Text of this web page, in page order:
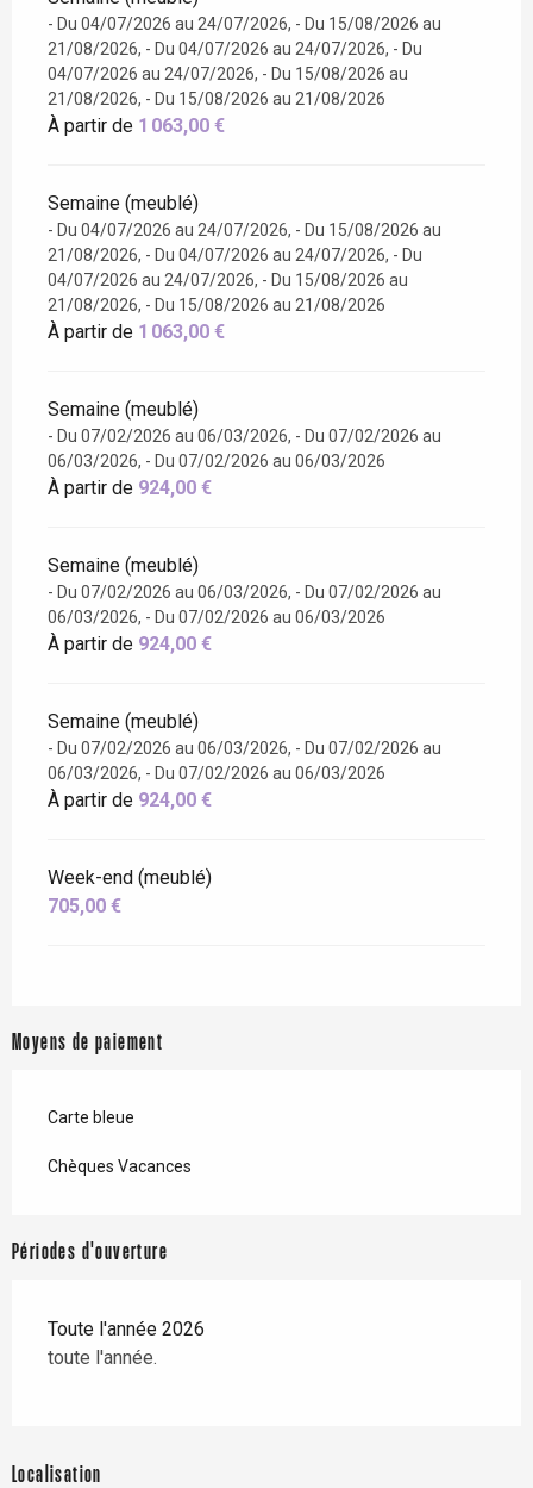
- Du 04/07/2026 au 24/07/2026, - Du 15/08/2026 au
21/08/2026, - Du 04/07/2026 au 24/07/2026, - Du
04/07/2026 au 24/07/2026, - Du 15/08/2026 au
21/08/2026, - Du 15/08/2026 au 21/08/2026
À partir de 1 063,00 €
Semaine (meublé)
- Du 04/07/2026 au 24/07/2026, - Du 15/08/2026 au
21/08/2026, - Du 04/07/2026 au 24/07/2026, - Du
04/07/2026 au 24/07/2026, - Du 15/08/2026 au
21/08/2026, - Du 15/08/2026 au 21/08/2026
À partir de 1 063,00 €
Semaine (meublé)
- Du 07/02/2026 au 06/03/2026, - Du 07/02/2026 au
06/03/2026, - Du 07/02/2026 au 06/03/2026
À partir de 924,00 €
Semaine (meublé)
- Du 07/02/2026 au 06/03/2026, - Du 07/02/2026 au
06/03/2026, - Du 07/02/2026 au 06/03/2026
À partir de 924,00 €
Semaine (meublé)
- Du 07/02/2026 au 06/03/2026, - Du 07/02/2026 au
06/03/2026, - Du 07/02/2026 au 06/03/2026
À partir de 924,00 €
Week-end (meublé)
705,00 €
Moyens de paiement
Carte bleue
Chèques Vacances
Périodes d'ouverture
Toute l'année 2026
toute l'année.
Localisation